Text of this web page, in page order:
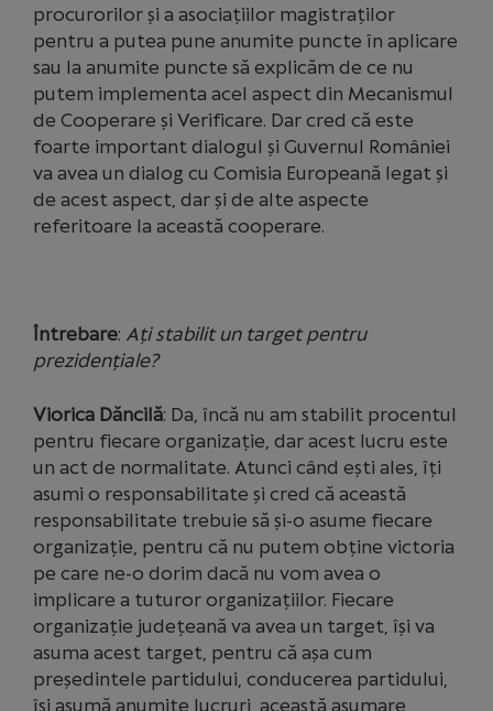
procurorilor şi a asociaţiilor magistraţilor
pentru a putea pune anumite puncte în aplicare
sau la anumite puncte să explicăm de ce nu
putem implementa acel aspect din Mecanismul
de Cooperare şi Verificare. Dar cred că este
foarte important dialogul şi Guvernul României
va avea un dialog cu Comisia Europeană legat şi
de acest aspect, dar şi de alte aspecte
referitoare la această cooperare.
Întrebare: Ați stabilit un target pentru
prezidențiale?
Viorica Dăncilă: Da, încă nu am stabilit procentul
pentru fiecare organizație, dar acest lucru este
un act de normalitate. Atunci când ești ales, îți
asumi o responsabilitate și cred că această
responsabilitate trebuie să și-o asume fiecare
organizație, pentru că nu putem obține victoria
pe care ne-o dorim dacă nu vom avea o
implicare a tuturor organizațiilor. Fiecare
organizație județeană va avea un target, își va
asuma acest target, pentru că așa cum
președintele partidului, conducerea partidului,
își asumă anumite lucruri, această asumare